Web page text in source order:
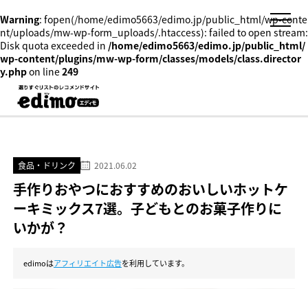
Warning: fopen(/home/edimo5663/edimo.jp/public_html/wp-conte
nt/uploads/mw-wp-form_uploads/.htaccess): failed to open stream:
Disk quota exceeded in /home/edimo5663/edimo.jp/public_html/
wp-content/plugins/mw-wp-form/classes/models/class.director
y.phpon line249
食品・ドリンク 2021.06.02
手作りおやつにおすすめのおいしいホットケ
ーキミックス7選。子どもとのお菓子作りに
いかが？
edimoはアフィリエイト広告を利用しています。